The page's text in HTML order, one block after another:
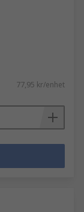
77,95 kr/enhet